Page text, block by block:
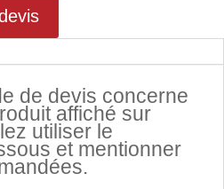
de devis concerne
affiché sur
utiliser le
et mentionner